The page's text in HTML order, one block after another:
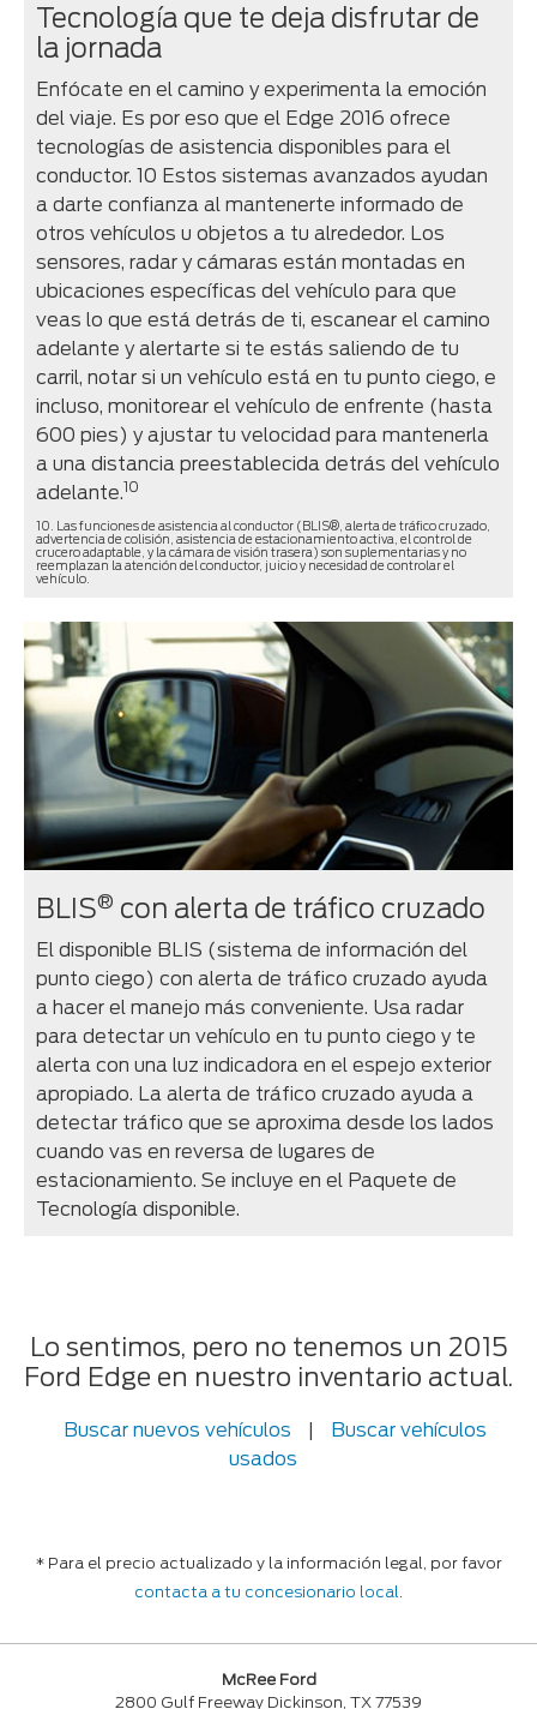
Tecnología que te deja disfrutar de
la jornada
Enfócate en el camino y experimenta la emoción
del viaje. Es por eso que el Edge 2016 ofrece
tecnologías de asistencia disponibles para el
conductor. 10 Estos sistemas avanzados ayudan
a darte confianza al mantenerte informado de
otros vehículos u objetos a tu alrededor. Los
sensores, radar y cámaras están montadas en
ubicaciones específicas del vehículo para que
veas lo que está detrás de ti, escanear el camino
adelante y alertarte si te estás saliendo de tu
carril, notar si un vehículo está en tu punto ciego, e
incluso, monitorear el vehículo de enfrente (hasta
600 pies) y ajustar tu velocidad para mantenerla
a una distancia preestablecida detrás del vehículo
adelante.10
10. Las funciones de asistencia al conductor (BLIS®, alerta de tráfico cruzado,
advertencia de colisión, asistencia de estacionamiento activa, el control de
crucero adaptable, y la cámara de visión trasera) son suplementarias y no
reemplazan la atención del conductor, juicio y necesidad de controlar el
vehículo.
BLIS® con alerta de tráfico cruzado
El disponible BLIS (sistema de información del
punto ciego) con alerta de tráfico cruzado ayuda
a hacer el manejo más conveniente. Usa radar
para detectar un vehículo en tu punto ciego y te
alerta con una luz indicadora en el espejo exterior
apropiado. La alerta de tráfico cruzado ayuda a
detectar tráfico que se aproxima desde los lados
cuando vas en reversa de lugares de
estacionamiento. Se incluye en el Paquete de
Tecnología disponible.
Lo sentimos, pero no tenemos un 2015
Ford Edge en nuestro inventario actual.
Buscar nuevos vehículos
Buscar vehículos
usados
* Para el precio actualizado y la información legal, por favor
contacta a tu concesionario local.
McRee Ford
2800 Gulf Freeway Dickinson, TX 77539